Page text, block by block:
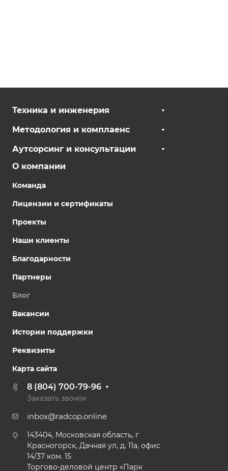
Техника и инженерия
Методология и комплаенс
Аутсорсинг и консультации
О компании
Команда
Лицензии и сертификаты
Проекты
Наши клиенты
Благодарности
Партнеры
Блог
Вакансии
Истории поддержки
Реквизиты
Карта сайта
8 (804) 700-79-96
Заказать звонок
inbox@radcop.online
143404, Московская область, г
Красногорск, Дачная ул, д. 11а, офис
14/37 ком. 15​
Торгово-деловой центр «Парк